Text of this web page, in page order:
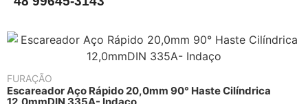
FURAÇÃO
Escareador Aço Rápido 20,0mm 90° Haste Cilíndrica
12,0mmDIN 335A- Indaço